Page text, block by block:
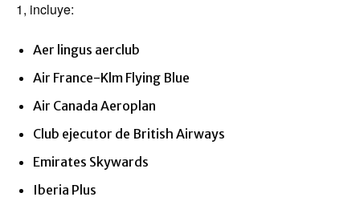
1, incluye:
Aer lingus aerclub
Air France-Klm Flying Blue
Air Canada Aeroplan
Club ejecutor de British Airways
Emirates Skywards
Iberia Plus